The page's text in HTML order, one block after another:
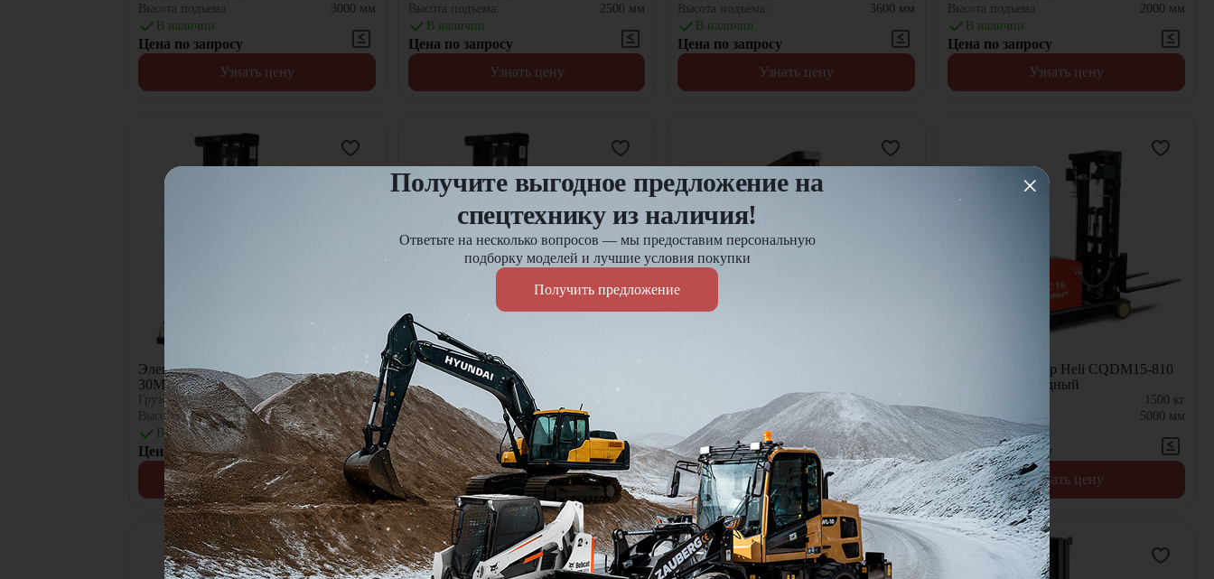
Высота подъема:
3000 мм
В наличии
Цена по запросу
Узнать цену
Высота подъема:
2500 мм
В наличии
Цена по запросу
Узнать цену
Высота подъема:
3600 мм
В наличии
Цена по запросу
Узнать цену
Высота подъема:
2000 мм
В наличии
Цена по запросу
Узнать цену
Электроштабелер Lonking CDDB10-
30M с электроподъемом
Грузоподъемность: 1000кг
Высота подъема:
3000мм
В наличии
Цена по запросу
Узнать цену
Электроштабелер Lonking CDDB15-
30M с электроподъемом
Грузоподъемность:
Высота подъема:
В наличии
Цена по запросу
Узнать цену
Грузоподъемность: 1600
Высота подъема:
5000мм
В наличии
Цена по запросу
Узнать цену
Электроштабелер Heli CQDM15-810
ZSM500 самоxодный
1500 кг
Высота подъема:
5000 мм
В наличии
Цена по запросу
Узнать цену
Получите выгодное предложение на
спецтехнику из наличия!
Ответьте на несколько вопросов — мы предоставим персональную
подборку моделей и лучшие условия покупки
Получить предложение